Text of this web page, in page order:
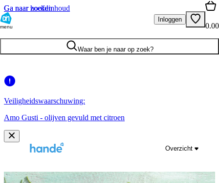
Ga naar hoofdinhoud
Ga naar zoeken
menu
Inloggen
0.00
Waar ben je naar op zoek?
Veiligheidswaarschuwing:
Amo Gusti - olijven gevuld met citroen
Overzicht